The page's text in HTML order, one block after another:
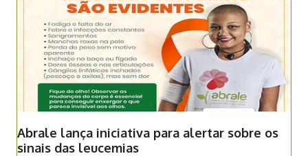
Abrale lança iniciativa para alertar sobre os
sinais das leucemias